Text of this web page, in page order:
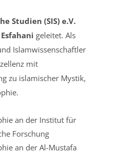
Studien (SIS) e.V.
geleitet. Als
Islamwissenschaftler
mit
zu islamischer Mystik,
an der Institut für
Forschung
an der Al-Mustafa